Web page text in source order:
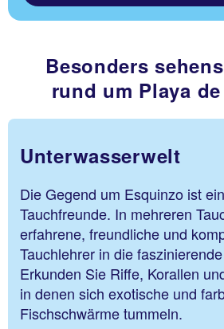
Besonders
rund um Playa
Unterwasserwelt
Die Gegend um Esquinzo ist
Tauchfreunde. In mehreren
erfahrene, freundliche und
Tauchlehrer in die
Erkunden Sie Riffe, Korallen
in denen sich exotische und
Fischschwärme tummeln.